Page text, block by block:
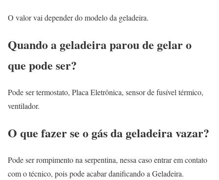
O valor vai depender do modelo da geladeira.
Quando a geladeira parou de gelar o
que pode ser?
Pode ser termostato, Placa Eletrônica, sensor de fusível térmico,
ventilador.
O que fazer se o gás da geladeira vazar?
Pode ser rompimento na serpentina, nessa caso entrar em contato
com o técnico, pois pode acabar danificando a Geladeira.